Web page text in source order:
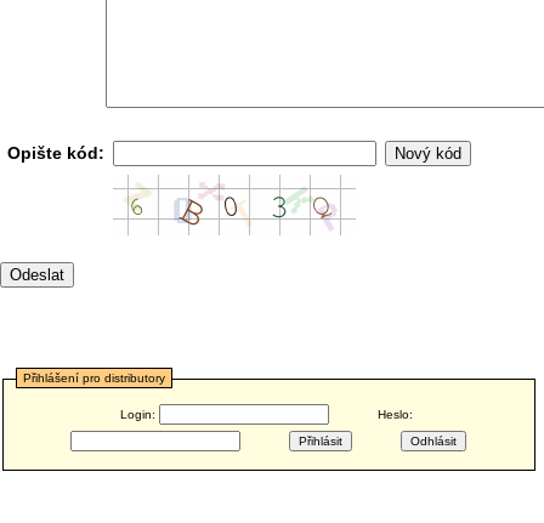
Opište kód:
Přihlášení pro distributory
Login: Heslo: